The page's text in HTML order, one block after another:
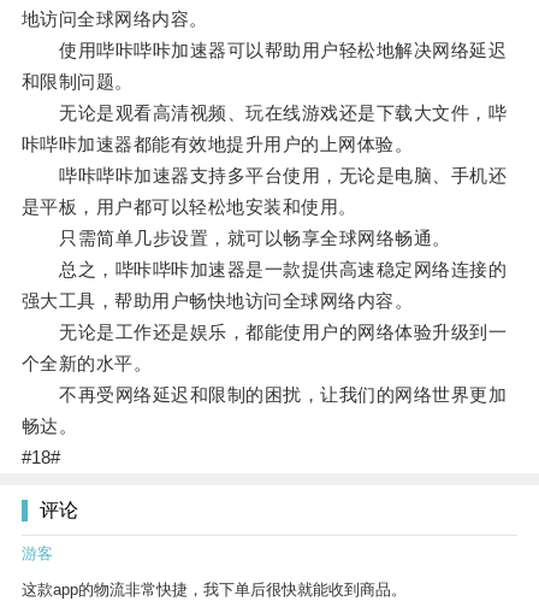
地访问全球网络内容。
使用哔咔哔咔加速器可以帮助用户轻松地解决网络延迟
和限制问题。
无论是观看高清视频、玩在线游戏还是下载大文件，哔
咔哔咔加速器都能有效地提升用户的上网体验。
哔咔哔咔加速器支持多平台使用，无论是电脑、手机还
是平板，用户都可以轻松地安装和使用。
只需简单几步设置，就可以畅享全球网络畅通。
总之，哔咔哔咔加速器是一款提供高速稳定网络连接的
强大工具，帮助用户畅快地访问全球网络内容。
无论是工作还是娱乐，都能使用户的网络体验升级到一
个全新的水平。
不再受网络延迟和限制的困扰，让我们的网络世界更加
畅达。
#18#
评论
游客
这款app的物流非常快捷，我下单后很快就能收到商品。